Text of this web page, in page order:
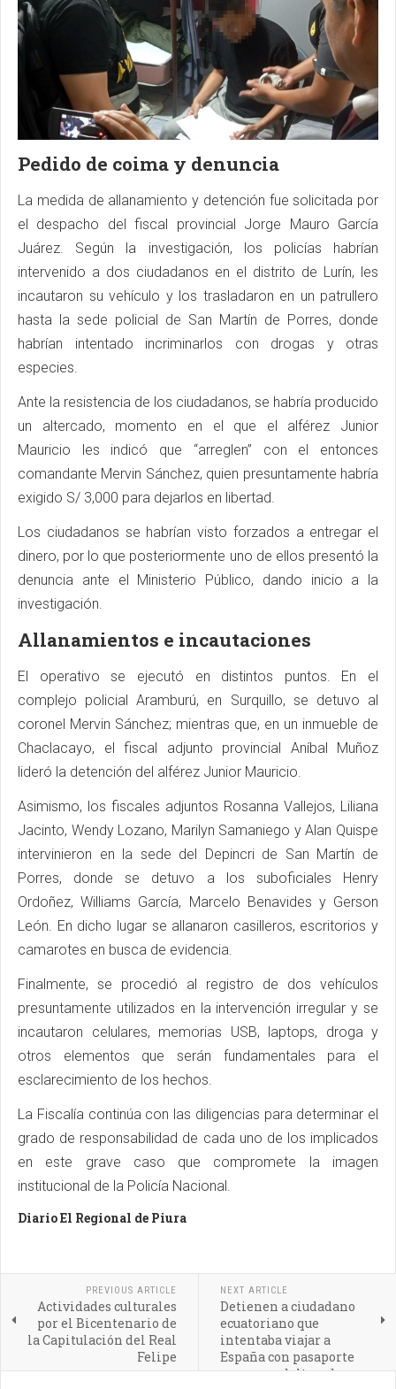
Pedido de coima y denuncia
La medida de allanamiento y detención fue solicitada por
el despacho del fiscal provincial Jorge Mauro García
Juárez. Según la investigación, los policías habrían
intervenido a dos ciudadanos en el distrito de Lurín, les
incautaron su vehículo y los trasladaron en un patrullero
hasta la sede policial de San Martín de Porres, donde
habrían intentado incriminarlos con drogas y otras
especies.
Ante la resistencia de los ciudadanos, se habría producido
un altercado, momento en el que el alférez Junior
Mauricio les indicó que “arreglen” con el entonces
comandante Mervin Sánchez, quien presuntamente habría
exigido S/ 3,000 para dejarlos en libertad.
Los ciudadanos se habrían visto forzados a entregar el
dinero, por lo que posteriormente uno de ellos presentó la
denuncia ante el Ministerio Público, dando inicio a la
investigación.
Allanamientos e incautaciones
El operativo se ejecutó en distintos puntos. En el
complejo policial Aramburú, en Surquillo, se detuvo al
coronel Mervin Sánchez; mientras que, en un inmueble de
Chaclacayo, el fiscal adjunto provincial Aníbal Muñoz
lideró la detención del alférez Junior Mauricio.
Asimismo, los fiscales adjuntos Rosanna Vallejos, Liliana
Jacinto, Wendy Lozano, Marilyn Samaniego y Alan Quispe
intervinieron en la sede del Depincri de San Martín de
Porres, donde se detuvo a los suboficiales Henry
Ordoñez, Williams García, Marcelo Benavides y Gerson
León. En dicho lugar se allanaron casilleros, escritorios y
camarotes en busca de evidencia.
Finalmente, se procedió al registro de dos vehículos
presuntamente utilizados en la intervención irregular y se
incautaron celulares, memorias USB, laptops, droga y
otros elementos que serán fundamentales para el
esclarecimiento de los hechos.
La Fiscalía continúa con las diligencias para determinar el
grado de responsabilidad de cada uno de los implicados
en este grave caso que compromete la imagen
institucional de la Policía Nacional.
Diario El Regional de Piura
PREVIOUS ARTICLE
Actividades culturales
por el Bicentenario de
la Capitulación del Real
Felipe
NEXT ARTICLE
Detienen a ciudadano
ecuatoriano que
intentaba viajar a
España con pasaporte
peruano adulterado